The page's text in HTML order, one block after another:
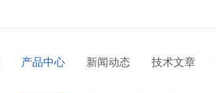
产品中心 新闻动态 技术文章